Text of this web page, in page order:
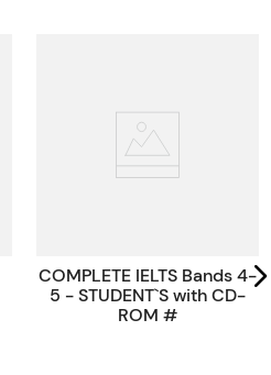
COMPLETE IELTS Bands 4-
5 - STUDENT`S with CD-
ROM #